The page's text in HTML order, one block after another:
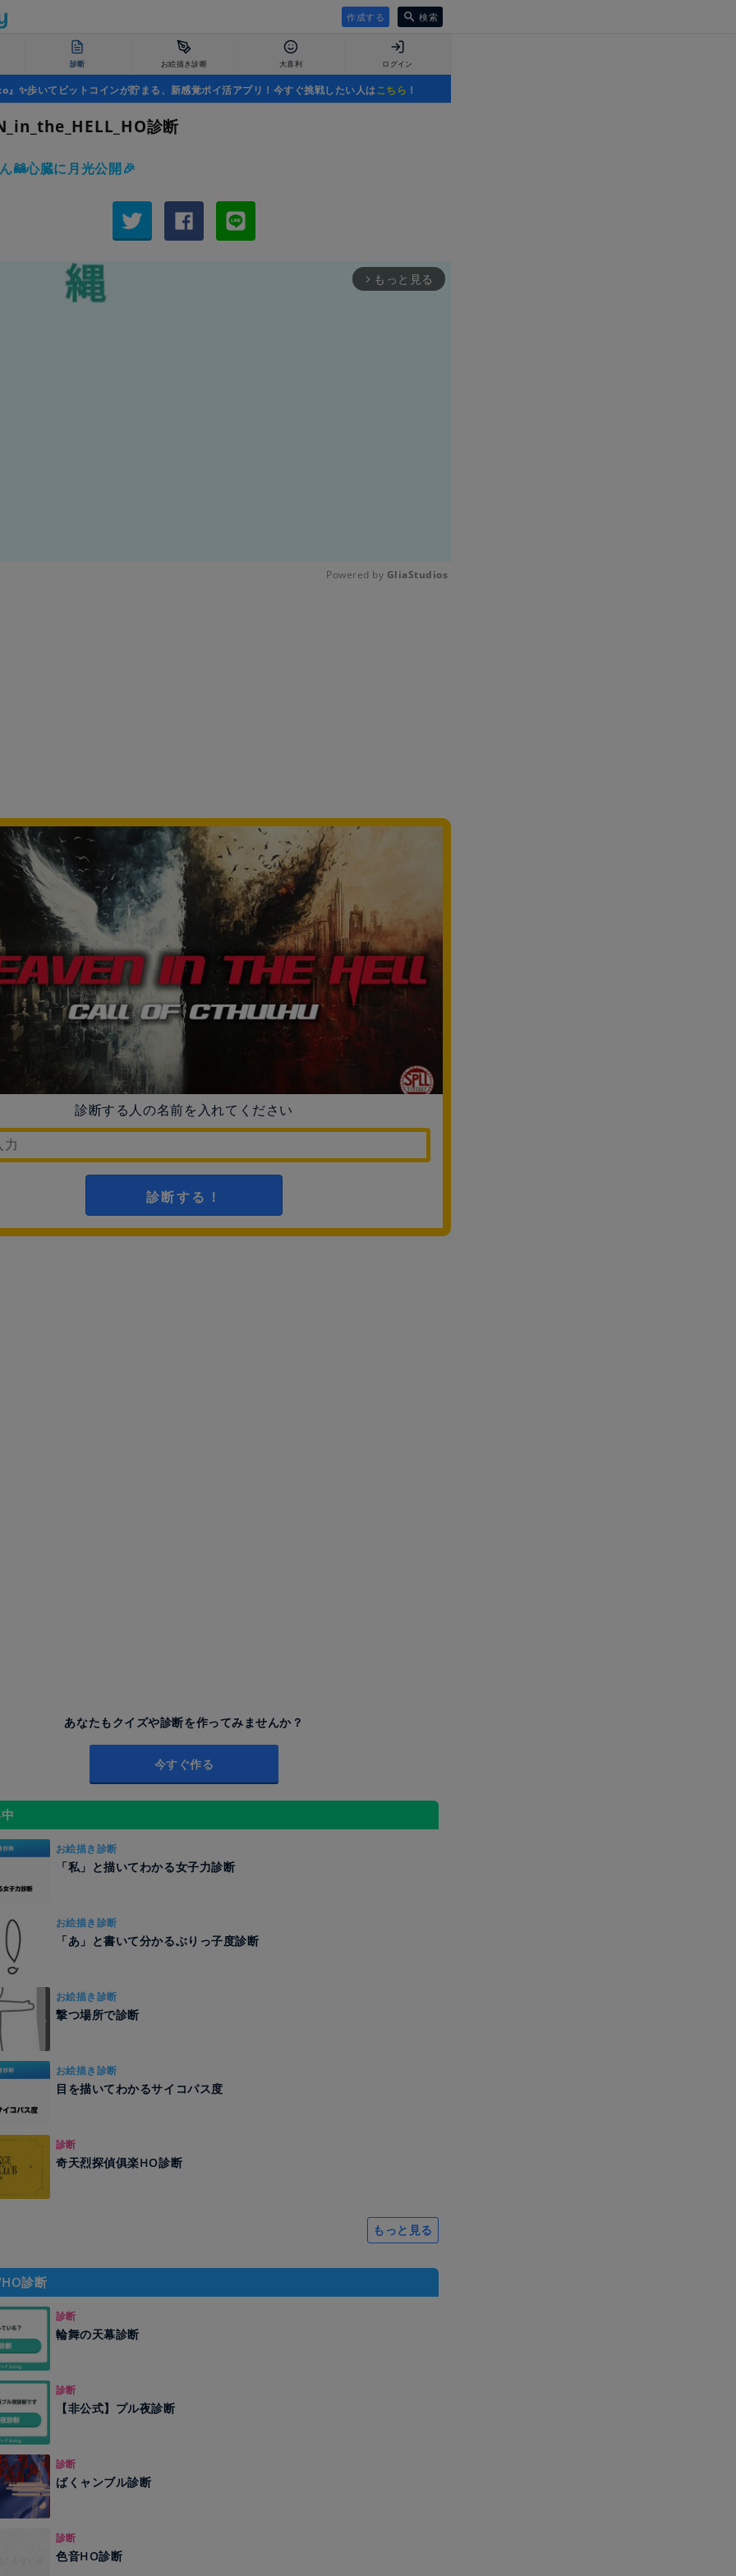
作成する 検索
診断 お絵描き診断 大喜利 ログイン
』✨歩いてビットコインが貯まる、新感覚ポイ活アプリ！今すぐ挑戦したい人はこちら ！
診断
🦝心臓に月光公開🎉
arrow_forward_ios もっと見る
Powered by GliaStudios
診断する人の名前を入れてください
診断する！
あなたもクイズや診断を作ってみませんか？
今すぐ作る
お絵描き診断
「私」と描いてわかる女子力診断
お絵描き診断
「あ」と書いて分かるぶりっ子度診断
お絵描き診断
撃つ場所で診断
お絵描き診断
目を描いてわかるサイコパス度
診断
奇天烈探偵俱楽HO診断
もっと見る
診断
診断
輪舞の天幕診断
診断
【非公式】プル夜診断
診断
ばくャンブル診断
診断
色音HO診断